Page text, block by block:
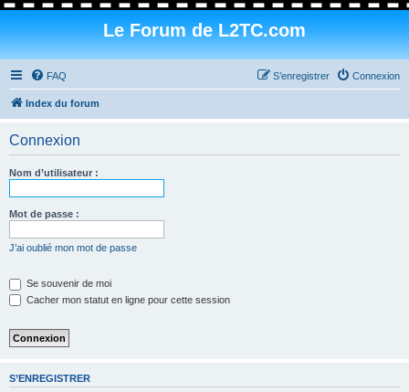
Le Forum de L2TC.com
FAQ Connexion
S’enregistrer
Index du forum
Connexion
Nom d’utilisateur :
Mot de passe :
J’ai oublié mon mot de passe
Se souvenir de moi
Cacher mon statut en ligne pour cette session
S’ENREGISTRER